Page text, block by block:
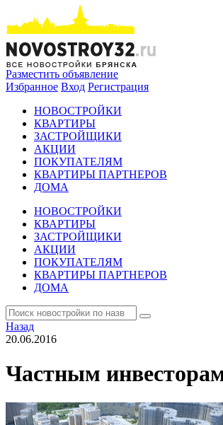
Разместить объявление
Избранное Вход Регистрация
НОВОСТРОЙКИ
КВАРТИРЫ
ЗАСТРОЙЩИКИ
АКЦИИ
ПОКУПАТЕЛЯМ
КВАРТИРЫ ПАРТНЕРОВ
ДОМА
НОВОСТРОЙКИ
КВАРТИРЫ
ЗАСТРОЙЩИКИ
АКЦИИ
ПОКУПАТЕЛЯМ
КВАРТИРЫ ПАРТНЕРОВ
ДОМА
Назад
20.06.2016
Частным